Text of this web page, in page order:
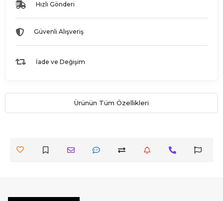
Hızlı Gönderi
Güvenli Alışveriş
İade ve Değişim
Ürünün Tüm Özellikleri